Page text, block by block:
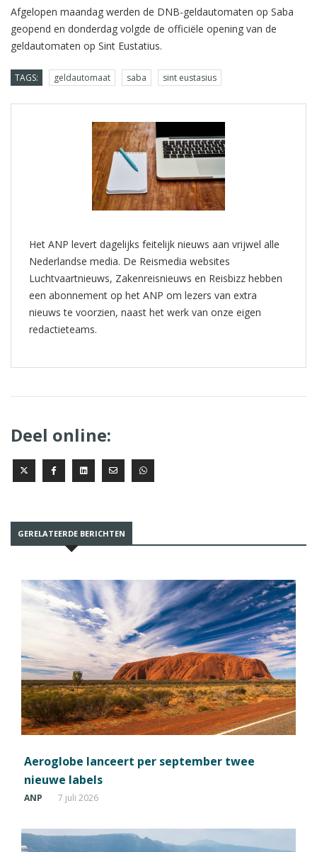
Afgelopen maandag werden de DNB-geldautomaten op Saba
geopend en donderdag volgde de officiële opening van de
geldautomaten op Sint Eustatius.
TAGS: geldautomaat saba sint eustasius
Het ANP levert dagelijks feitelijk nieuws aan vrijwel alle
Nederlandse media. De Reismedia websites
Luchtvaartnieuws, Zakenreisnieuws en Reisbizz hebben
een abonnement op het ANP om lezers van extra
nieuws te voorzien, naast het werk van onze eigen
redactieteams.
Deel online:
GERELATEERDE BERICHTEN
Aeroglobe lanceert per september twee
nieuwe labels
ANP 7 juli 2026